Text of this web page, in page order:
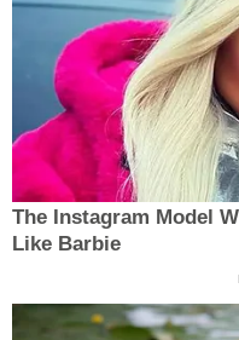
The Instagram Model
Like Barbie